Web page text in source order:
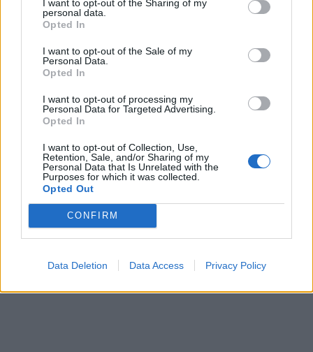
I want to opt-out of the Sharing of my
personal data.
Opted In
I want to opt-out of the Sale of my
Personal Data.
Opted In
I want to opt-out of processing my
Personal Data for Targeted Advertising.
Opted In
I want to opt-out of Collection, Use,
Retention, Sale, and/or Sharing of my
Personal Data that Is Unrelated with the
Purposes for which it was collected.
Opted Out
CONFIRM
Data Deletion Data Access Privacy Policy